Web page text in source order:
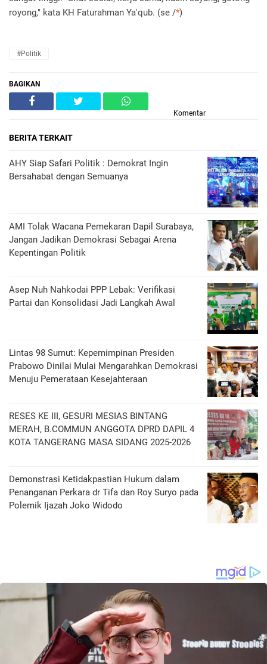
royong," kata KH Faturahman Ya'qub. (se /*)
#Politik
BAGIKAN
Komentar
BERITA TERKAIT
AHY Siap Safari Politik : Demokrat Ingin
Bersahabat dengan Semuanya
AMI Tolak Wacana Pemekaran Dapil Surabaya,
Jangan Jadikan Demokrasi Sebagai Arena
Kepentingan Politik
Asep Nuh Nahkodai PPP Lebak: Verifikasi
Partai dan Konsolidasi Jadi Langkah Awal
Lintas 98 Sumut: Kepemimpinan Presiden
Prabowo Dinilai Mulai Mengarahkan Demokrasi
Menuju Pemerataan Kesejahteraan
RESES KE III, GESURI MESIAS BINTANG
MERAH, B.COMMUN ANGGOTA DPRD DAPIL 4
KOTA TANGERANG MASA SIDANG 2025-2026
Demonstrasi Ketidakpastian Hukum dalam
Penanganan Perkara dr Tifa dan Roy Suryo pada
Polemik Ijazah Joko Widodo